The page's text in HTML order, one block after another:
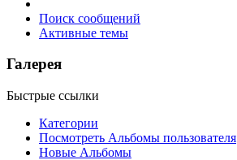
Поиск сообщений
Активные темы
Галерея
Быстрые ссылки
Категории
Посмотреть Альбомы пользователя
Новые Альбомы